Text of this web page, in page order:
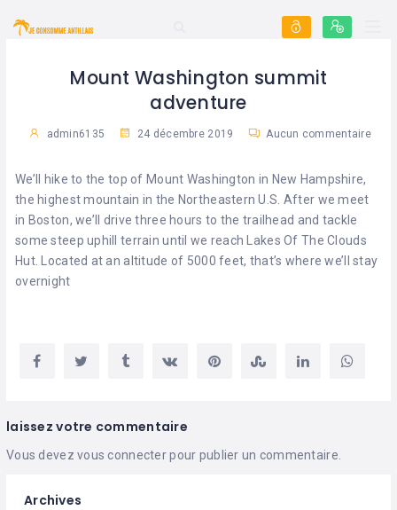
Mount Washington summit
adventure
admin6135 24 décembre 2019 Aucun commentaire
We’ll hike to the top of Mount Washington in New Hampshire,
the highest mountain in the Northeastern U.S. After we meet
in Boston, we’ll drive three hours to the trailhead and tackle
some steep uphill terrain until we reach Lakes Of The Clouds
Hut. Located at an altitude of 5000 feet, that’s where we’ll stay
overnight
laissez votre commentaire
Vous devezvous connecterpour publier un commentaire.
Archives